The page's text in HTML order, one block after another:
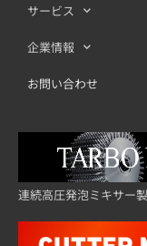
サービス
企業情報
お問い合わせ
連続高圧発泡ミキサー